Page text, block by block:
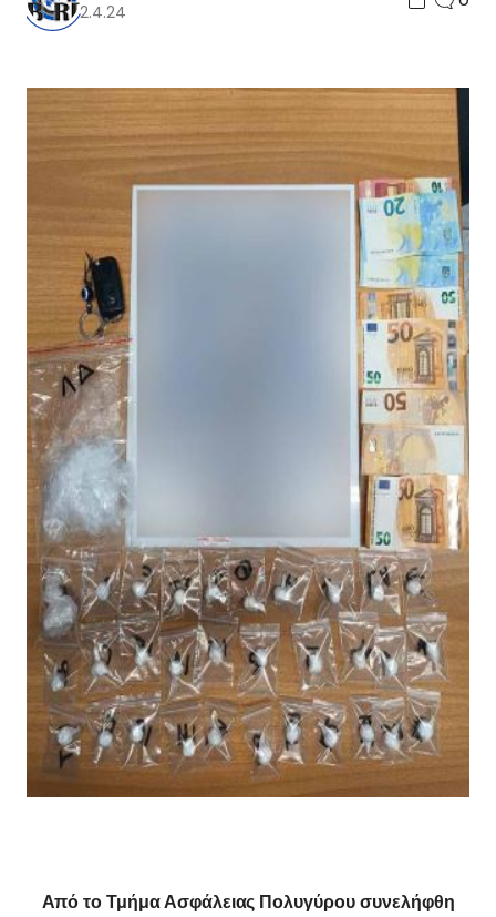
2.4.24
Από το Τμήμα Ασφάλειας Πολυγύρου συνελήφθη